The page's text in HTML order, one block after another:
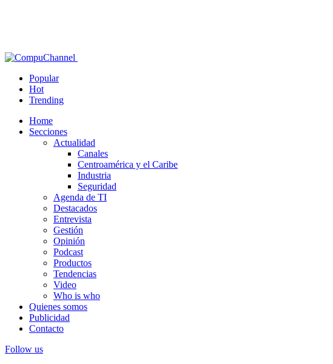
Popular
Hot
Trending
Home
Secciones
Actualidad
Canales
Centroamérica y el Caribe
Industria
Seguridad
Agenda de TI
Destacados
Entrevista
Gestión
Opinión
Podcast
Productos
Tendencias
Video
Who is who
Quienes somos
Publicidad
Contacto
Follow us